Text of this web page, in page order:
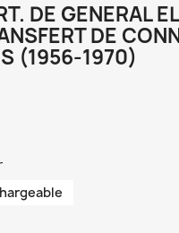
DE GENERAL
DE
(1956-1970)